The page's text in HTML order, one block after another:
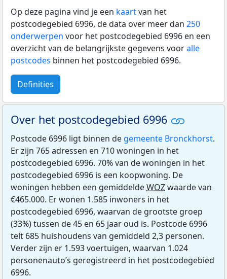
Op deze pagina vind je een kaartvan het
postcodegebied 6996, de data over meer dan 250
onderwerpen voor het postcodegebied 6996 en een
overzicht van de belangrijkste gegevens vooralle
postcodes binnen het postcodegebied 6996.
Definities
Over het postcodegebied 6996
Postcode 6996 ligt binnen de gemeente Bronckhorst.
Er zijn 765 adressen en 710 woningen in het
postcodegebied 6996. 70% van de woningen in het
postcodegebied 6996 is een koopwoning. De
woningen hebben een gemiddeldeWOZwaarde van
€465.000. Er wonen 1.585 inwoners in het
postcodegebied 6996, waarvan de grootste groep
(33%) tussen de 45 en 65 jaar oud is. Postcode 6996
telt 685 huishoudens van gemiddeld 2,3 personen.
Verder zijn er 1.593 voertuigen, waarvan 1.024
personenauto’s geregistreerd in het postcodegebied
6996.